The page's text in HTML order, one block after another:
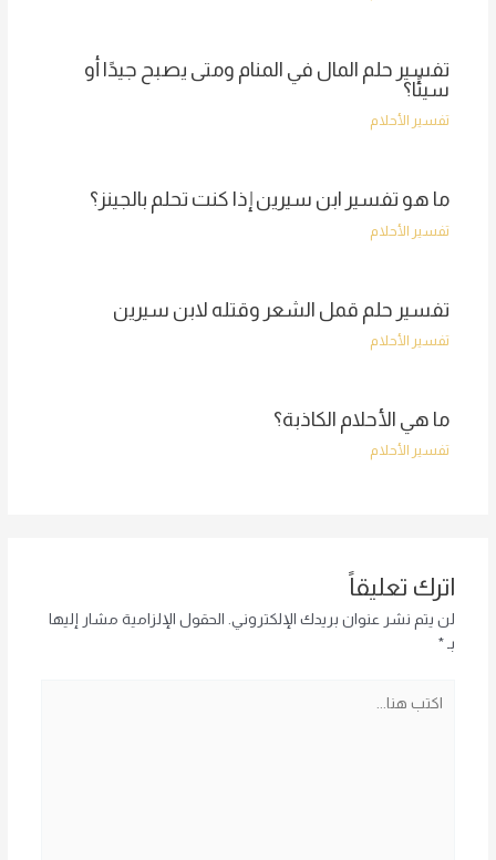
تفسير حلم المال في المنام ومتى يصبح جيدًا أو
سيئًا؟
تفسير الأحلام
ما هو تفسير ابن سيرين إذا كنت تحلم بالجينز؟
تفسير الأحلام
تفسير حلم قمل الشعر وقتله لابن سيرين
تفسير الأحلام
ما هي الأحلام الكاذبة؟
تفسير الأحلام
اترك تعليقاً
لن يتم نشر عنوان بريدك الإلكتروني. الحقول الإلزامية مشار إليها
بـ *
هنا...